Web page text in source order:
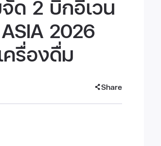
ด 2 บิ๊กอีเวน
2026
ครื่องดื่ม
Share